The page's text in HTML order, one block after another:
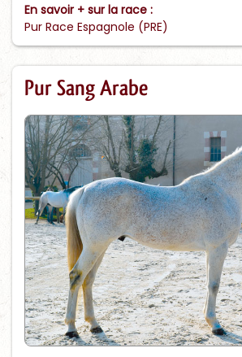
En savoir + sur la race :
Pur Race Espagnole (PRE)
Pur Sang Arabe